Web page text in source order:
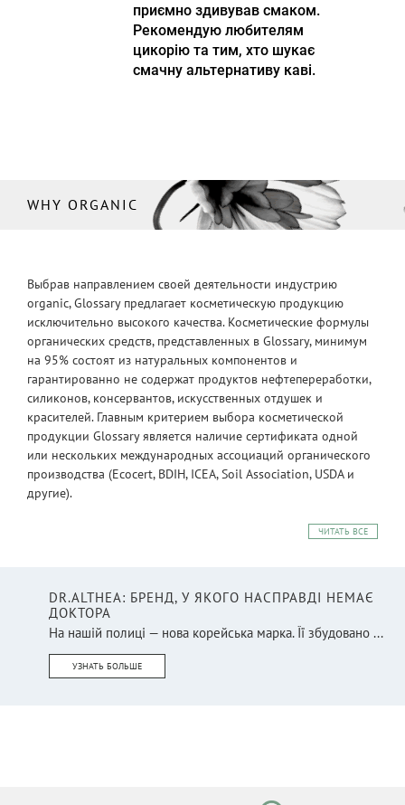
приємно здивував смаком.
Рекомендую любителям
цикорію та тим, хто шукає
смачну альтернативу каві.
WHY ORGANIC
Выбрав направлением своей деятельности индустрию
organic, Glossary предлагает косметическую продукцию
исключительно высокого качества. Косметические формулы
органических средств, представленных в Glossary, минимум
на 95% состоят из натуральных компонентов и
гарантированно не содержат продуктов нефтепереработки,
силиконов, консервантов, искусственных отдушек и
красителей. Главным критерием выбора косметической
продукции Glossary является наличие сертификата одной
или нескольких международных ассоциаций органического
производства (Ecocert, BDIH, ICEA, Soil Association, USDA и
другие).
ЧИТАТЬ ВСЕ
DR.ALTHEA: БРЕНД, У ЯКОГО НАСПРАВДІ НЕМАЄ
ДОКТОРА
На нашій полиці — нова корейська марка. Її збудовано ...
УЗНАТЬ БОЛЬШЕ